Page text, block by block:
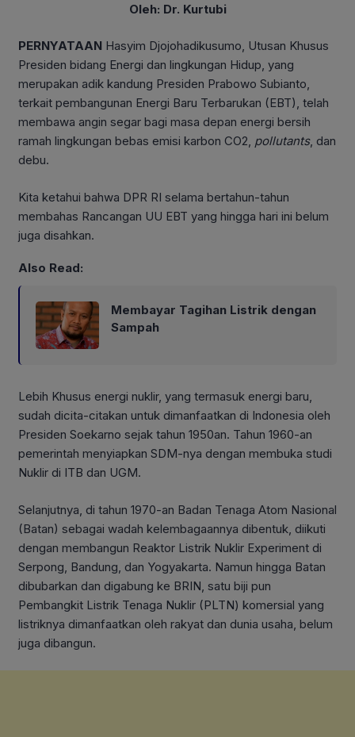
Oleh: Dr. Kurtubi
PERNYATAAN Hasyim Djojohadikusumo, Utusan Khusus
Presiden bidang Energi dan lingkungan Hidup, yang
merupakan adik kandung Presiden Prabowo Subianto,
terkait pembangunan Energi Baru Terbarukan (EBT), telah
membawa angin segar bagi masa depan energi bersih
ramah lingkungan bebas emisi karbon CO2, pollutants, dan
debu.
Kita ketahui bahwa DPR RI selama bertahun-tahun
membahas Rancangan UU EBT yang hingga hari ini belum
juga disahkan.
Also Read:
Membayar Tagihan Listrik dengan
Sampah
Lebih Khusus energi nuklir, yang termasuk energi baru,
sudah dicita-citakan untuk dimanfaatkan di Indonesia oleh
Presiden Soekarno sejak tahun 1950an. Tahun 1960-an
pemerintah menyiapkan SDM-nya dengan membuka studi
Nuklir di ITB dan UGM.
Selanjutnya, di tahun 1970-an Badan Tenaga Atom Nasional
(Batan) sebagai wadah kelembagaannya dibentuk, diikuti
dengan membangun Reaktor Listrik Nuklir Experiment di
Serpong, Bandung, dan Yogyakarta. Namun hingga Batan
dibubarkan dan digabung ke BRIN, satu biji pun
Pembangkit Listrik Tenaga Nuklir (PLTN) komersial yang
listriknya dimanfaatkan oleh rakyat dan dunia usaha, belum
juga dibangun.